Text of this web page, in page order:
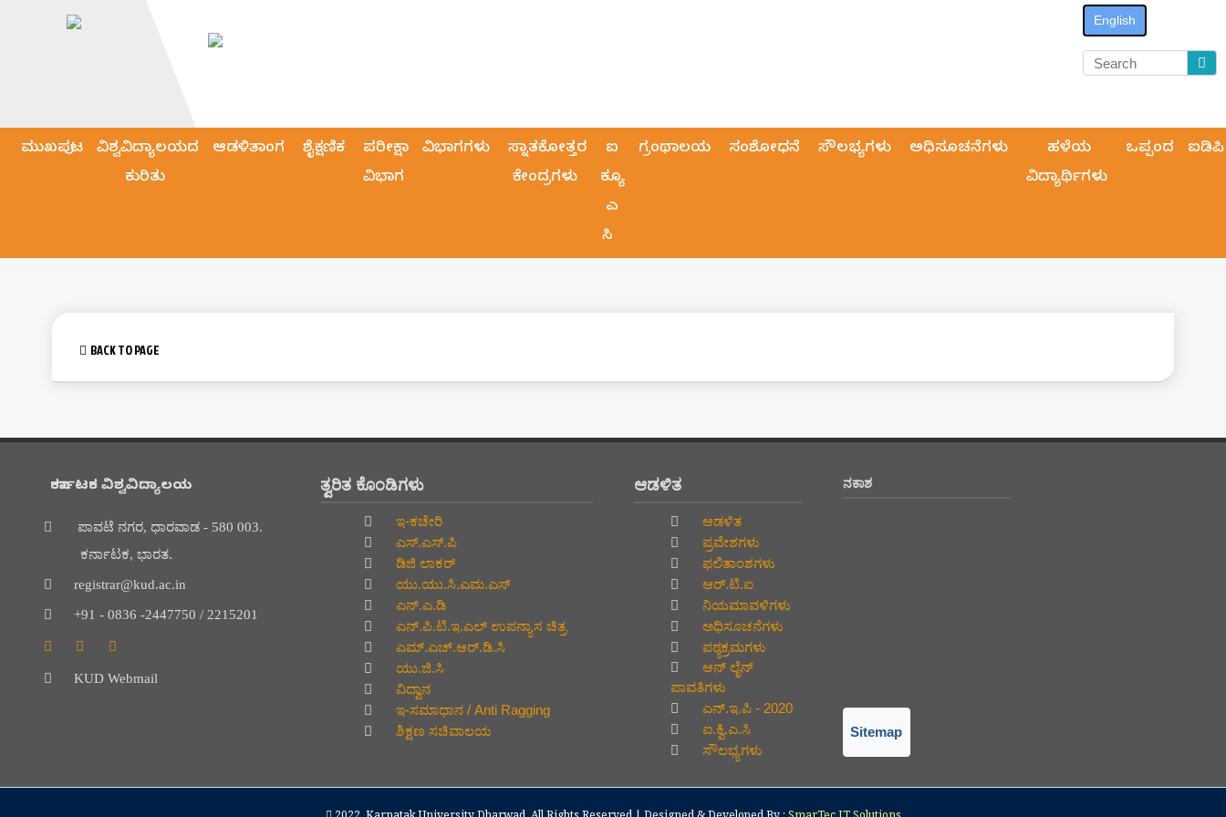
English
ಮುಖಪುಟ
ವಿಶ್ವವಿದ್ಯಾಲಯದ
ಕುರಿತು
ಆಡಳಿತಾಂಗ ಶೈಕ್ಷಣಿಕ
ಪರೀಕ್ಷಾ
ವಿಭಾಗ
ವಿಭಾಗಗಳು
ಸ್ನಾತಕೋತ್ತರ
ಕೇಂದ್ರಗಳು
ಐ
ಕ್ಯೂ
ಎ
ಸಿ
ಗ್ರಂಥಾಲಯ ಸಂಶೋಧನೆ ಸೌಲಭ್ಯಗಳು ಅಧಿಸೂಚನೆಗಳು
ಹಳೆಯ
ವಿದ್ಯಾರ್ಥಿಗಳು
ಒಪ್ಪಂದ ಐಡಿಪಿ
BACK TO PAGE
ಕರ್ನಾಟಕ ವಿಶ್ವವಿದ್ಯಾಲಯ
ಪಾವಟೆ ನಗರ, ಧಾರವಾಡ - 580 003.
ಕರ್ನಾಟಕ, ಭಾರತ.
registrar@kud.ac.in
+91 - 0836 -2447750 / 2215201
KUD Webmail
ತ್ವರಿತ ಕೊಂಡಿಗಳು
ಇ-ಕಚೇರಿ
ಎಸ್.ಎಸ್.ಪಿ
ಡಿಜಿ ಲಾಕರ್
ಯು.ಯು.ಸಿ.ಎಮ.ಎಸ್
ಎನ್.ಎ.ಡಿ
ಎನ್.ಪಿ.ಟಿ.ಇ.ಎಲ್‌ ಉಪನ್ಯಾಸ ಚಿತ್ರ
ಎಮ್.ಎಚ್.ಆರ್.ಡಿ.ಸಿ
ಯು.ಜಿ.ಸಿ
ವಿದ್ವಾನ
ಇ-ಸಮಾಧಾನ / Anti Ragging
ಶಿಕ್ಷಣ ಸಚಿವಾಲಯ
ಆಡಳಿತ
ಆಡಳಿತ
ಪ್ರವೇಶಗಳು
ಫಲಿತಾಂಶಗಳು
ಆರ್.ಟಿ.ಐ
ನಿಯಮಾವಳಿಗಳು
ಅಧಿಸೂಚನೆಗಳು
ಪಠ್ಯಕ್ರಮಗಳು
ಆನ್‌ ಲೈನ್‌
ಪಾವತಿಗಳು
ಎನ್.ಇ.ಪಿ - 2020
ಐ.ಕ್ವಿ.ಎ.ಸಿ
ಸೌಲಭ್ಯಗಳು
ನಕಾಶ
Sitemap